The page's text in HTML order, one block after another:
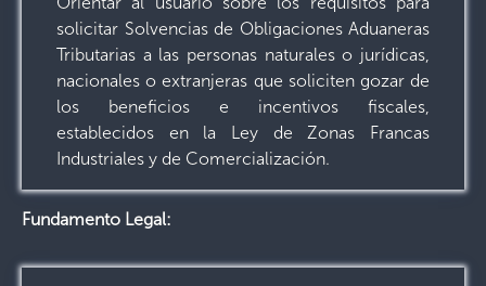
solicitar Solvencias de Obligaciones Aduaneras
Tributarias a las personas naturales o jurídicas,
nacionales o extranjeras que soliciten gozar de
los beneficios e incentivos fiscales,
establecidos en la Ley de Zonas Francas
Industriales y de Comercialización.
Fundamento Legal: